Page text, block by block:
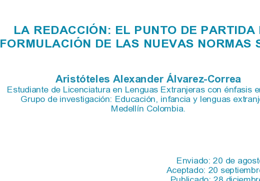
LA REDACCIÓN: EL PUNTO DE PARTIDA
FORMULACIÓN DE LAS NUEVAS NORMAS
Aristóteles Alexander Álvarez-Correa
Estudiante de Licenciatura en Lenguas Extranjeras con énfasis
Grupo de investigación: Educación, infancia y lenguas
Medellín Colombia.
Enviado: 20 de
Aceptado: 20
Publicado: 28